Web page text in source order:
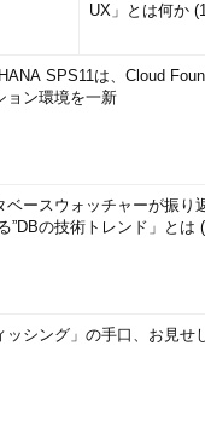
UX」とは何か
SPS11は、Cloud
ョン環境を一新
ベースウォッチャーが振り
”DBの技術トレンド」とは
ッシング」の手口、お見せ